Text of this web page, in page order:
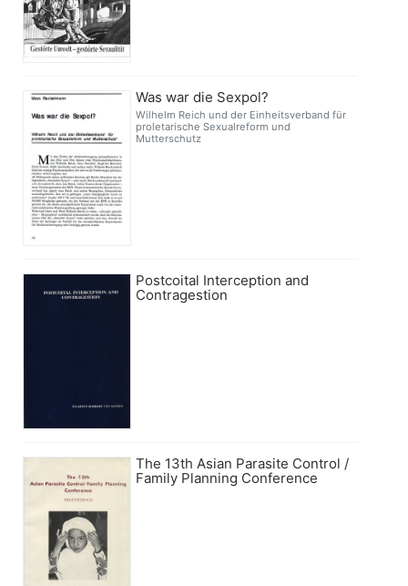
Was war die Sexpol?
Wilhelm Reich und der Einheitsverband für
proletarische Sexualreform und
Mutterschutz
Postcoital Interception and
Contragestion
The 13th Asian Parasite Control /
Family Planning Conference